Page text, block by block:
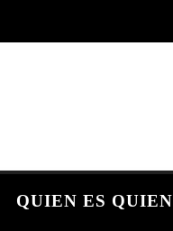
QUIEN ES QUIEN